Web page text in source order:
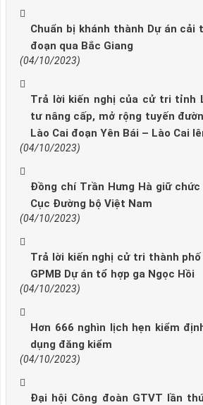
Chuẩn bị khánh thành Dự án cải
đoạn qua Bắc Giang
(04/10/2023)
Trả lời kiến nghị của cử tri tỉnh
tư nâng cấp, mở rộng tuyến
Lào Cai đoạn Yên Bái – Lào Cai
(04/10/2023)
Đồng chí Trần Hưng Hà giữ
Cục Đường bộ Việt Nam
(04/10/2023)
Trả lời kiến nghị cử tri thành
GPMB Dự án tổ hợp ga Ngọc Hồi
(04/10/2023)
Hơn 666 nghìn lịch hẹn kiểm
dụng đăng kiểm
(04/10/2023)
Đại hội Công đoàn GTVT lần